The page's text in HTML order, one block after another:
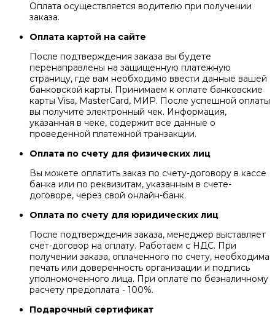
Оплата осуществляется водителю при получении
заказа.
Оплата картой на сайте
После подтверждения заказа вы будете
перенаправлены на защищенную платежную
страницу, где вам необходимо ввести данные вашей
банковской карты. Принимаем к оплате банковские
карты Visa, MasterCard, МИР. После успешной оплаты
вы получите электронный чек. Информация,
указанная в чеке, содержит все данные о
проведенной платежной транзакции.
Оплата по счету для физических лиц
Вы можете оплатить заказ по счету-договору в кассе
банка или по реквизитам, указанным в счете-
договоре, через свой онлайн-банк.
Оплата по счету для юридических лиц
После подтверждения заказа, менеджер выставляет
счет-договор на оплату. Работаем с НДС. При
получении заказа, оплаченного по счету, необходима
печать или доверенность организации и подпись
уполномоченного лица. При оплате по безналичному
расчету предоплата - 100%.
Подарочный сертификат